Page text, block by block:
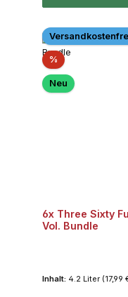
%Rabatt
Neu
6x Three Sixty
Vol. Bundle
Inhalt: 4.2 Liter (17,99